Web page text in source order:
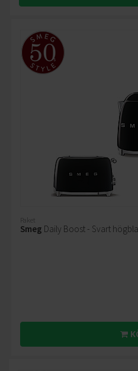
Paket
Smeg Daily Boost - Svart